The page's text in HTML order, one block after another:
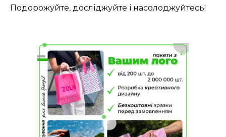
Подорожуйте, досліджуйте і насолоджуйтесь!